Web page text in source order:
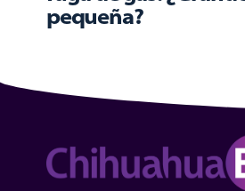
pequeña?